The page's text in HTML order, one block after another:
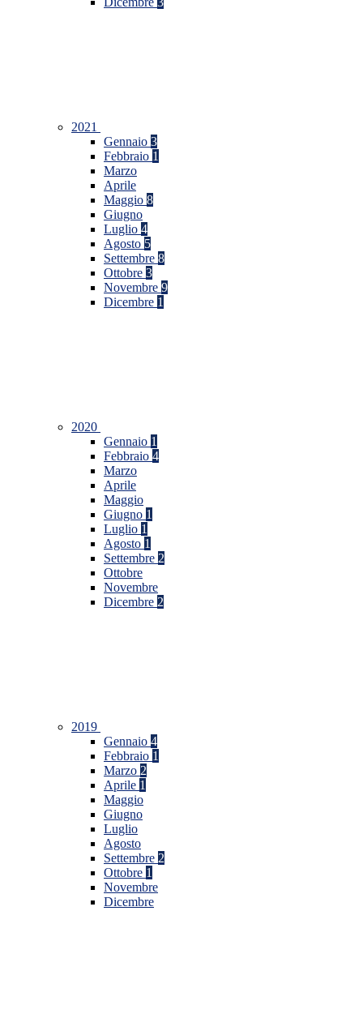
2021
Gennaio 3
Febbraio 1
Marzo
Aprile
Maggio 8
Giugno
Luglio 4
Agosto 5
Settembre 8
Ottobre 3
Novembre 9
Dicembre 1
2020
Gennaio 1
Febbraio 4
Marzo
Aprile
Maggio
Giugno 1
Luglio 1
Agosto 1
Settembre 2
Ottobre
Novembre
Dicembre 2
2019
Gennaio 4
Febbraio 1
Marzo 2
Aprile 1
Maggio
Giugno
Luglio
Agosto
Settembre 2
Ottobre 1
Novembre
Dicembre